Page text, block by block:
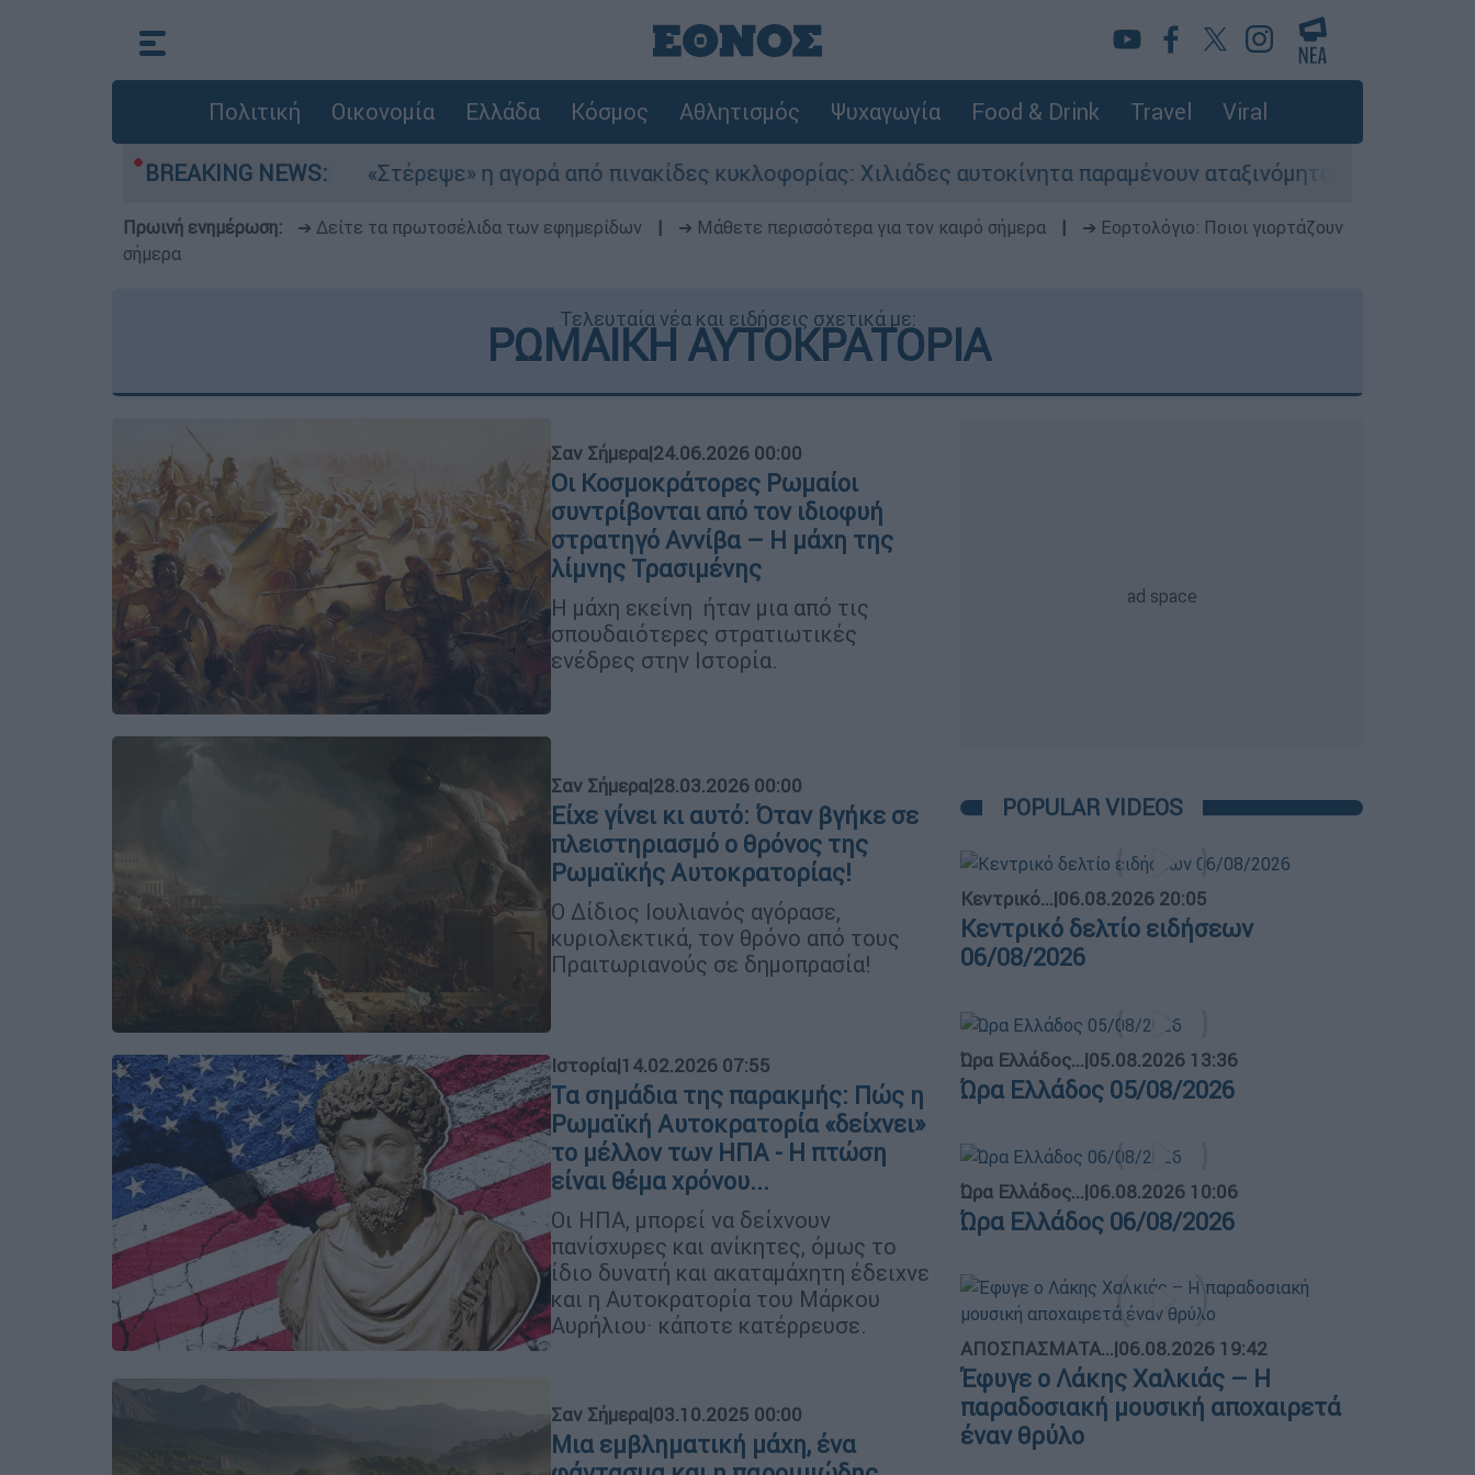
Πολιτική Οικονομία Ελλάδα Κόσμος Αθλητισμός Ψυχαγωγία Food & Drink Travel Viral
BREAKING NEWS:
«Στέρεψε» η αγορά από πινακίδες κυκλοφορίας: Χιλιάδες αυτοκίνητα παραμένουν αταξινόμητα - Λύση αναζητά το υπουργείο
Πρωινή ενημέρωση: ➔ Δείτε τα πρωτοσέλιδα των εφημερίδων ➔ Μάθετε περισσότερα για τον καιρό σήμερα
➔ Εορτολόγιο: Ποιοι γιορτάζουν
σήμερα
Τελευταία νέα και ειδήσεις σχετικά με:
ΡΩΜΑΙΚΗ ΑΥΤΟΚΡΑΤΟΡΙΑ
Σαν Σήμερα|24.06.2026 00:00
Οι Κοσμοκράτορες Ρωμαίοι
συντρίβονται από τον ιδιοφυή
στρατηγό Αννίβα – Η μάχη της
λίμνης Τρασιμένης
Η μάχη εκείνη ήταν μια από τις
σπουδαιότερες στρατιωτικές
ενέδρες στην Ιστορία.
Σαν Σήμερα|28.03.2026 00:00
Είχε γίνει κι αυτό: Όταν βγήκε σε
πλειστηριασμό ο θρόνος της
Ρωμαϊκής Αυτοκρατορίας!
Ο Δίδιος Ιουλιανός αγόρασε,
κυριολεκτικά, τον θρόνο από τους
Πραιτωριανούς σε δημοπρασία!
Ιστορία|14.02.2026 07:55
Τα σημάδια της παρακμής: Πώς η
Ρωμαϊκή Αυτοκρατορία «δείχνει»
το μέλλον των ΗΠΑ - Η πτώση
είναι θέμα χρόνου...
Οι ΗΠΑ, μπορεί να δείχνουν
πανίσχυρες και ανίκητες, όμως το
ίδιο δυνατή και ακαταμάχητη έδειχνε
και η Αυτοκρατορία του Μάρκου
Αυρήλιου· κάποτε κατέρρευσε.
Σαν Σήμερα|03.10.2025 00:00
Μια εμβληματική μάχη, ένα
POPULAR VIDEOS
Κεντρικό...|06.08.2026 20:05
Κεντρικό δελτίο ειδήσεων
06/08/2026
Ώρα Ελλάδος...|05.08.2026 13:36
Ώρα Ελλάδος 05/08/2026
Ώρα Ελλάδος...|06.08.2026 10:06
Ώρα Ελλάδος 06/08/2026
ΑΠΟΣΠΑΣΜΑΤΑ...|06.08.2026 19:42
Έφυγε ο Λάκης Χαλκιάς – Η
παραδοσιακή μουσική αποχαιρετά
έναν θρύλο